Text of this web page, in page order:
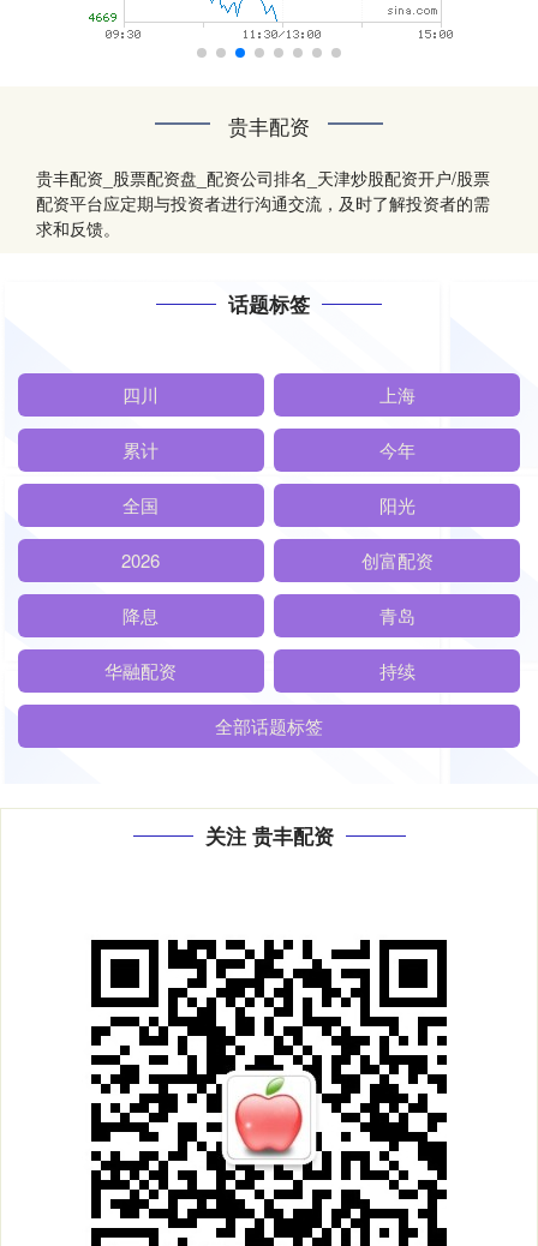
贵丰配资
贵丰配资_股票配资盘_配资公司排名_天津炒股配资开户/股票
配资平台应定期与投资者进行沟通交流，及时了解投资者的需
求和反馈。
话题标签
四川 上海
累计 今年
全国 阳光
2026 创富配资
降息 青岛
华融配资 持续
全部话题标签
关注 贵丰配资